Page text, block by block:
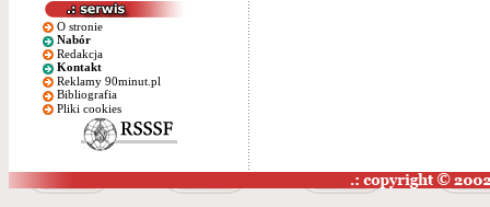
O stronie
Nabór
Redakcja
Kontakt
Reklamy 90minut.pl
Bibliografia
Pliki cookies